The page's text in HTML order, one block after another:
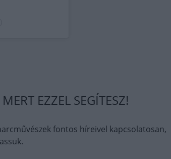
EZZEL SEGÍTESZ!
fontos híreivel kapcsolatosan,